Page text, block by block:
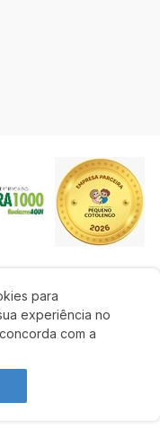
para
experiência no
com a